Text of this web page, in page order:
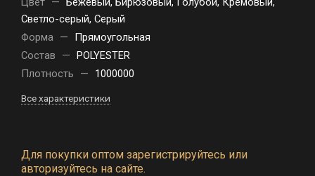
Светло-серый, Серый
Форма —
Прямоугольная
Состав
— POLYESTER
Плотность
— 1000000
Все характеристики
Для покупки оптом зарегистрируйтесь или
авторизуйтесь на сайте.